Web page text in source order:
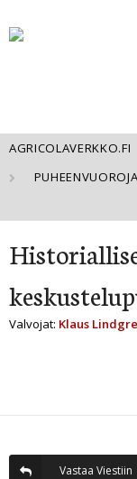
AGRICOLAVERKKO.FI
Valvojat: Klaus
Vastaa Viestiin